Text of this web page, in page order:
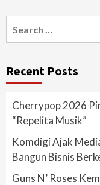
for:
Recent Posts
Cherrypop 2026
“Repelita Musik”
Komdigi Ajak
Bangun Bisnis
Guns N’ Roses